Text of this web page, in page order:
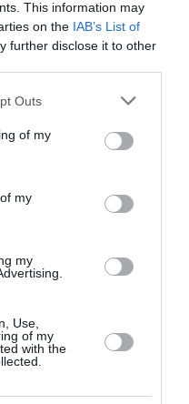
This information may
on the IAB’s List of
further disclose it to other
Outs
of my
my
my
Use,
of my
with the
y reviennent souvent
en deux mois ils ont vu
et ils verront dans peu de
ouvrira la semaine
vers le nouvel
RÉPONDRE